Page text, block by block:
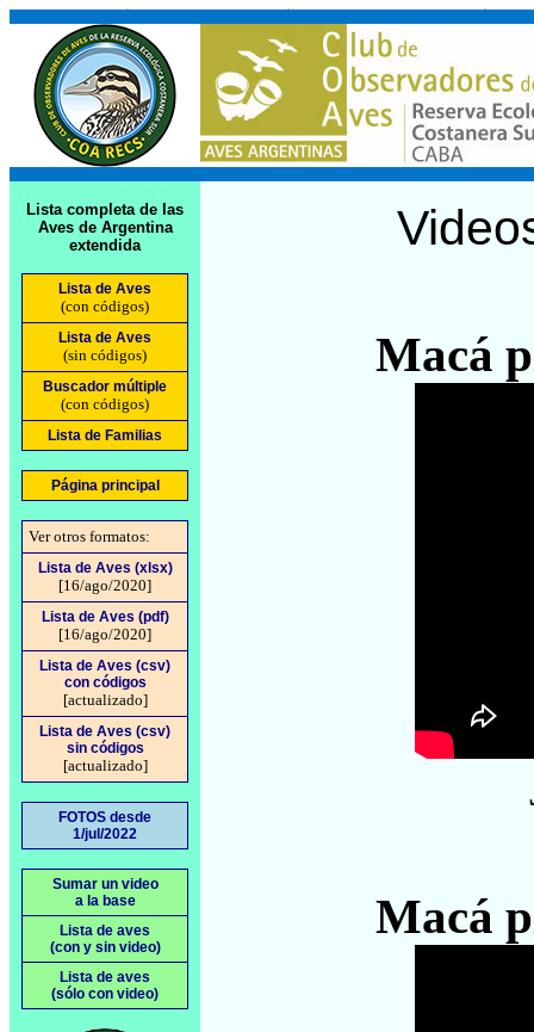
Lista completa de las
Aves de Argentina
extendida
Lista de Aves
(con códigos)
Lista de Aves
(sin códigos)
Buscador múltiple
(con códigos)
Lista de Familias
Página principal
Ver otros formatos:
Lista de Aves (xlsx)
[16/ago/2020]
Lista de Aves (pdf)
[16/ago/2020]
Lista de Aves (csv)
con códigos
[actualizado]
Lista de Aves (csv)
sin códigos
[actualizado]
FOTOS desde
1/jul/2022
Sumar un video
a la base
Lista de aves
(con y sin video)
Lista de aves
(sólo con video)
Macá
Macá